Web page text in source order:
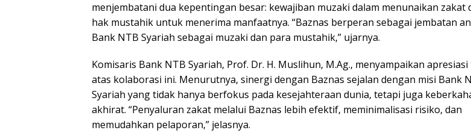
menjembatani dua kepentingan besar: kewajiban muzaki dalam menunaikan zakat
hak mustahik untuk menerima manfaatnya. “Baznas berperan sebagai jembatan
Bank NTB Syariah sebagai muzaki dan para mustahik,” ujarnya.
Komisaris Bank NTB Syariah, Prof. Dr. H. Muslihun, M.Ag., menyampaikan
atas kolaborasi ini. Menurutnya, sinergi dengan Baznas sejalan dengan misi Bank
Syariah yang tidak hanya berfokus pada kesejahteraan dunia, tetapi juga
akhirat. “Penyaluran zakat melalui Baznas lebih efektif, meminimalisasi risiko, dan
memudahkan pelaporan,” jelasnya.